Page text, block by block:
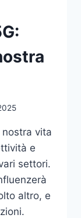
vita
e
settori.
altro, e